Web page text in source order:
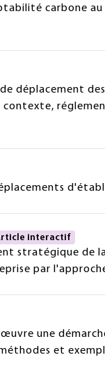
carbone
déplacement
contexte,
interactif
stratégique de
par
une
et